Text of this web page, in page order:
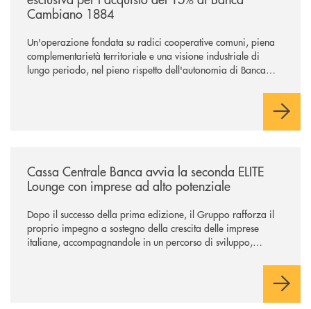
Cambiano 1884
Un'operazione fondata su radici cooperative comuni, piena
complementarietà territoriale e una visione industriale di
lungo periodo, nel pieno rispetto dell'autonomia di Banca
negoziazione esclusiva per la finalizzazione dell’operazione.
Cassa Centrale Banca avvia la seconda ELITE
Lounge con imprese ad alto potenziale
Dopo il successo della prima edizione, il Gruppo rafforza il
proprio impegno a sostegno della crescita delle imprese
italiane, accompagnandole in un percorso di sviluppo,